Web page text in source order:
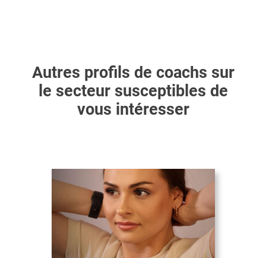
Autres profils de coachs sur
le secteur susceptibles de
vous intéresser